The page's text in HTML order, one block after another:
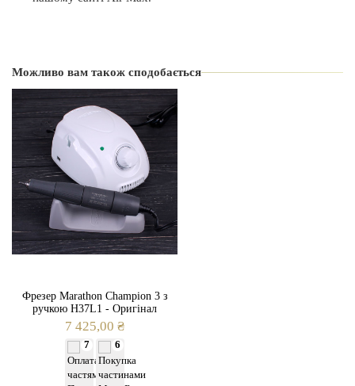
Країна виробник Україна
Гарантія
Потужність
Вид
Регулювання потужності
Можливо вам також сподобається
Фрезер Marathon Champion 3 з
ручкою H37L1 - Оригінал
7 425,00 ₴
7 6